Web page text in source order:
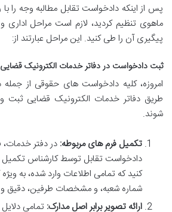
پس از اینکه دادخواست تقابل مطالبه وجه را
ماهوی تنظیم کردید، لازم است مراحل
پیگیری آن را طی کنید. این مراحل عبارتند از:
ثبت دادخواست در دفاتر خدمات الکترونیک قضایی
امروزه، کلیه دادخواست های حقوقی از جمله
طریق دفاتر خدمات الکترونیک قضایی ثبت و
شوند.
تکمیل فرم های مربوطه: در دفتر خدمات،
دادخواست تقابل توسط کارشناس
کنید که تمامی اطلاعات وارد شده، به
شماره شعبه، و مشخصات طرفین، دقیق
ارائه تصویر برابر اصل مدارک: تمامی